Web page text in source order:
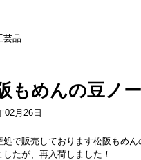
芸品
もめんの豆ノ
02月26日
処で販売しております松阪もめ
したが、再入荷しました！